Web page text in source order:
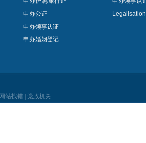
申办公证
申办领事认证
申办婚姻登记
网站找错 党政机关